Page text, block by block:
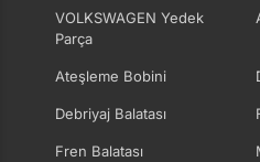
VOLKSWAGEN Yedek
Parça
Ateşleme Bobini
Debriyaj Balatası
Fren Balatası